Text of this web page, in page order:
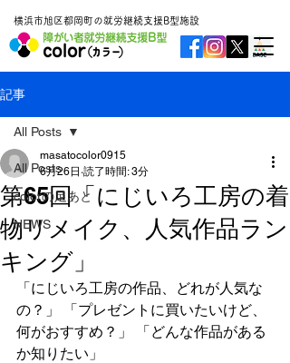
横浜市旭区都岡町の就労継続支援B型施設
記事
All Posts
colorの足あと
NEWS
All Posts
第65回「にじいろ工房の着
物リメイク、人気作品ラン
キング」
masatocolor0915
6月26日 読了時間: 3分
「にじいろ工房の作品、どれが人気な
の？」 「プレゼントに買いたいけど、
何がおすすめ？」 「どんな作品がある
か知りたい」